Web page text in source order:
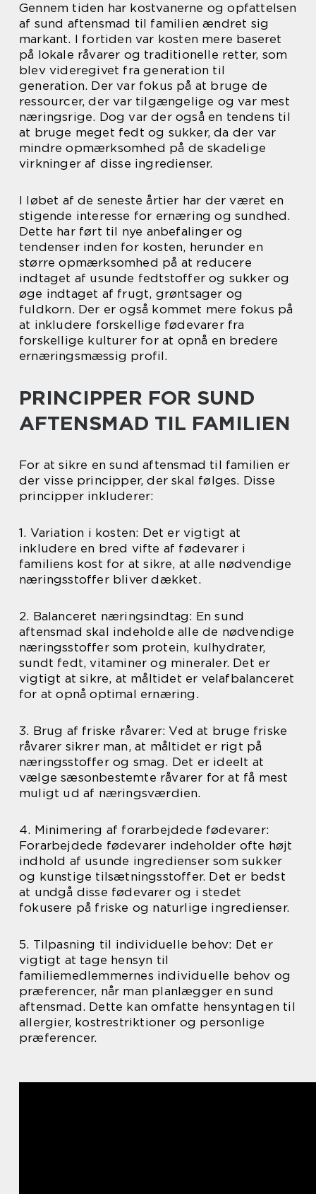
Gennem tiden har kostvanerne og opfattelsen
af sund aftensmad til familien ændret sig
markant. I fortiden var kosten mere baseret
på lokale råvarer og traditionelle retter, som
blev videregivet fra generation til
generation. Der var fokus på at bruge de
ressourcer, der var tilgængelige og var mest
næringsrige. Dog var der også en tendens til
at bruge meget fedt og sukker, da der var
mindre opmærksomhed på de skadelige
virkninger af disse ingredienser.
I løbet af de seneste årtier har der været en
stigende interesse for ernæring og sundhed.
Dette har ført til nye anbefalinger og
tendenser inden for kosten, herunder en
større opmærksomhed på at reducere
indtaget af usunde fedtstoffer og sukker og
øge indtaget af frugt, grøntsager og
fuldkorn. Der er også kommet mere fokus på
at inkludere forskellige fødevarer fra
forskellige kulturer for at opnå en bredere
ernæringsmæssig profil.
PRINCIPPER FOR SUND
AFTENSMAD TIL FAMILIEN
For at sikre en sund aftensmad til familien er
der visse principper, der skal følges. Disse
principper inkluderer:
1. Variation i kosten: Det er vigtigt at
inkludere en bred vifte af fødevarer i
familiens kost for at sikre, at alle nødvendige
næringsstoffer bliver dækket.
2. Balanceret næringsindtag: En sund
aftensmad skal indeholde alle de nødvendige
næringsstoffer som protein, kulhydrater,
sundt fedt, vitaminer og mineraler. Det er
vigtigt at sikre, at måltidet er velafbalanceret
for at opnå optimal ernæring.
3. Brug af friske råvarer: Ved at bruge friske
råvarer sikrer man, at måltidet er rigt på
næringsstoffer og smag. Det er ideelt at
vælge sæsonbestemte råvarer for at få mest
muligt ud af næringsværdien.
4. Minimering af forarbejdede fødevarer:
Forarbejdede fødevarer indeholder ofte højt
indhold af usunde ingredienser som sukker
og kunstige tilsætningsstoffer. Det er bedst
at undgå disse fødevarer og i stedet
fokusere på friske og naturlige ingredienser.
5. Tilpasning til individuelle behov: Det er
vigtigt at tage hensyn til
familiemedlemmernes individuelle behov og
præferencer, når man planlægger en sund
aftensmad. Dette kan omfatte hensyntagen til
allergier, kostrestriktioner og personlige
præferencer.